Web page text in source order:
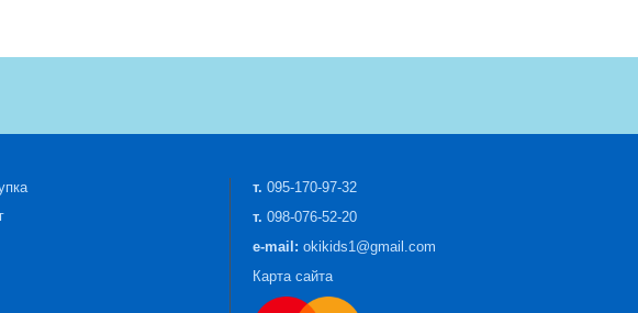
т. 095-170-97-32
т. 098-076-52-20
e-mail: okikids1@gmail.com
Карта сайта